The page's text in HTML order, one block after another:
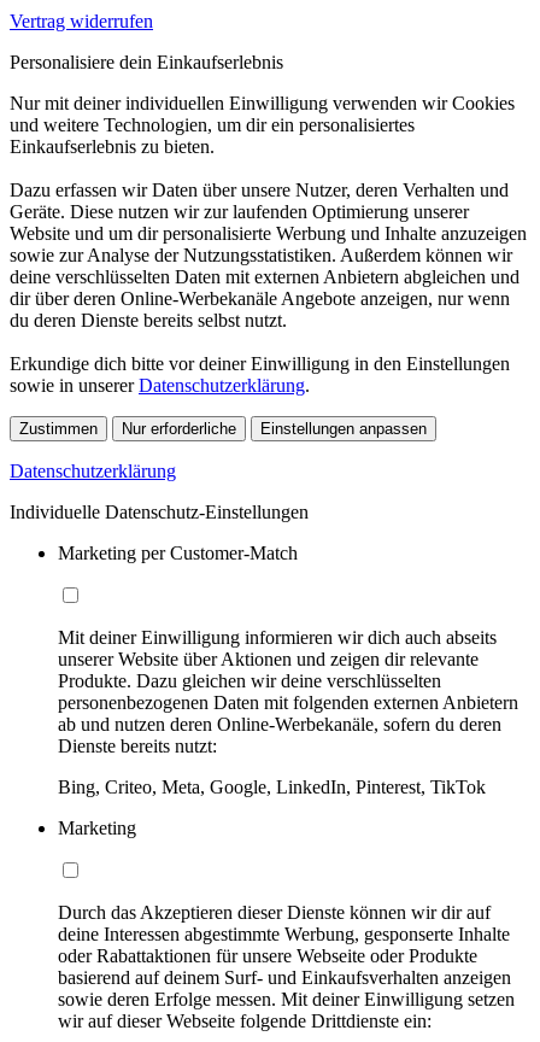
Vertrag widerrufen
Personalisiere dein Einkaufserlebnis
Nur mit deiner individuellen Einwilligung verwenden wir Cookies
und weitere Technologien, um dir ein personalisiertes
Einkaufserlebnis zu bieten.
Dazu erfassen wir Daten über unsere Nutzer, deren Verhalten und
Geräte. Diese nutzen wir zur laufenden Optimierung unserer
Website und um dir personalisierte Werbung und Inhalte anzuzeigen
sowie zur Analyse der Nutzungsstatistiken. Außerdem können wir
deine verschlüsselten Daten mit externen Anbietern abgleichen und
dir über deren Online-Werbekanäle Angebote anzeigen, nur wenn
du deren Dienste bereits selbst nutzt.
Erkundige dich bitte vor deiner Einwilligung in den Einstellungen
sowie in unsererDatenschutzerklärung.
Zustimmen Nur erforderliche Einstellungen anpassen
Datenschutzerklärung
Individuelle Datenschutz-Einstellungen
Marketing per Customer-Match
Mit deiner Einwilligung informieren wir dich auch abseits
unserer Website über Aktionen und zeigen dir relevante
Produkte. Dazu gleichen wir deine verschlüsselten
personenbezogenen Daten mit folgenden externen Anbietern
ab und nutzen deren Online-Werbekanäle, sofern du deren
Dienste bereits nutzt:
Bing, Criteo, Meta, Google, LinkedIn, Pinterest, TikTok
Marketing
Durch das Akzeptieren dieser Dienste können wir dir auf
deine Interessen abgestimmte Werbung, gesponserte Inhalte
oder Rabattaktionen für unsere Webseite oder Produkte
basierend auf deinem Surf- und Einkaufsverhalten anzeigen
sowie deren Erfolge messen. Mit deiner Einwilligung setzen
wir auf dieser Webseite folgende Drittdienste ein: